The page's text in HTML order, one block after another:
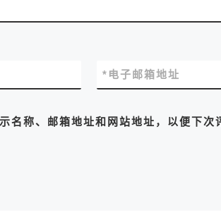
电子邮箱地址
*
名称、邮箱地址和网站地址，以便下次